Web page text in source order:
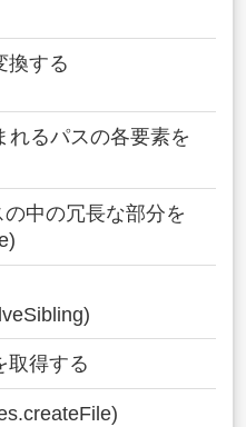
換する
れるパスの各要素を
の中の冗長な部分を
取得する